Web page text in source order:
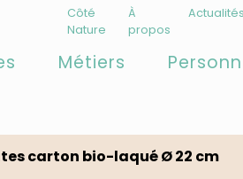
Côté
Nature
À
propos
Métiers
carton bio-laqué Ø 22 cm